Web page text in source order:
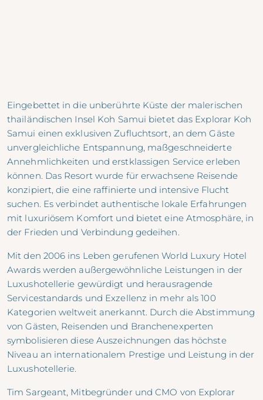
Eingebettet in die unberührte Küste der malerischen
thailändischen Insel Koh Samui bietet das Explorar Koh
Samui einen exklusiven Zufluchtsort, an dem Gäste
unvergleichliche Entspannung, maßgeschneiderte
Annehmlichkeiten und erstklassigen Service erleben
können. Das Resort wurde für erwachsene Reisende
konzipiert, die eine raffinierte und intensive Flucht
suchen. Es verbindet authentische lokale Erfahrungen
mit luxuriösem Komfort und bietet eine Atmosphäre, in
der Frieden und Verbindung gedeihen.
Mit den 2006 ins Leben gerufenenWorld Luxury Hotel
Awardswerden außergewöhnliche Leistungen in der
Luxushotellerie gewürdigt und herausragende
Servicestandards und Exzellenz in mehr als 100
Kategorien weltweit anerkannt. Durch die Abstimmung
von Gästen, Reisenden und Branchenexperten
symbolisieren diese Auszeichnungen das höchste
Niveau an internationalem Prestige und Leistung in der
Luxushotellerie.
Tim Sargeant, Mitbegründer und CMO von Explorar